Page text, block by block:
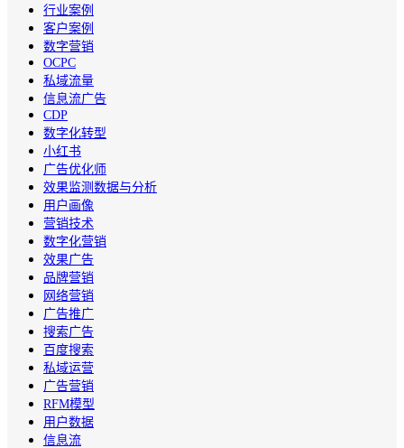
行业案例
客户案例
数字营销
OCPC
私域流量
信息流广告
CDP
数字化转型
小红书
广告优化师
效果监测数据与分析
用户画像
营销技术
数字化营销
效果广告
品牌营销
网络营销
广告推广
搜索广告
百度搜索
私域运营
广告营销
RFM模型
用户数据
信息流